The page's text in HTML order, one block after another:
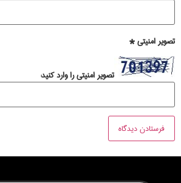
تصویر امنیتی*
تصویر امنیتی را وارد کنید: